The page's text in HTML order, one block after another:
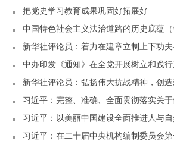
把党史学习教育成果巩固好拓展好
中国特色社会主义法治道路的历史底蕴（
新华社评论员：着力在建章立制上下功
中办印发《通知》在全党开展树立和践
新华社评论员：弘扬伟大抗战精神，创
习近平：完整、准确、全面贯彻落实关
习近平：以美丽中国建设全面推进人与
习近平：在二十届中央机构编制委员会